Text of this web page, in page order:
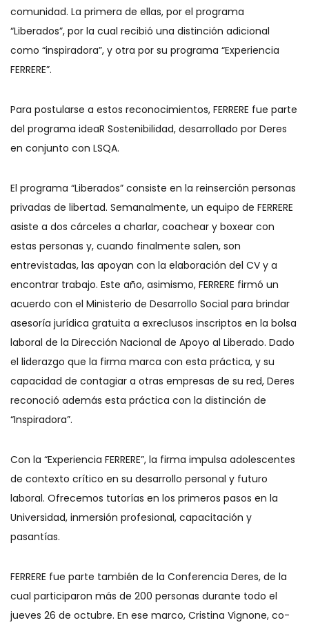
comunidad. La primera de ellas, por el programa
“Liberados”, por la cual recibió una distinción adicional
como “inspiradora”, y otra por su programa “Experiencia
FERRERE”.
Para postularse a estos reconocimientos, FERRERE fue parte
del programa ideaR Sostenibilidad, desarrollado por Deres
en conjunto con LSQA.
El programa “Liberados” consiste en la reinserción personas
privadas de libertad. Semanalmente, un equipo de FERRERE
asiste a dos cárceles a charlar, coachear y boxear con
estas personas y, cuando finalmente salen, son
entrevistadas, las apoyan con la elaboración del CV y a
encontrar trabajo. Este año, asimismo, FERRERE firmó un
acuerdo con el Ministerio de Desarrollo Social para brindar
asesoría jurídica gratuita a exreclusos inscriptos en la bolsa
laboral de la Dirección Nacional de Apoyo al Liberado. Dado
el liderazgo que la firma marca con esta práctica, y su
capacidad de contagiar a otras empresas de su red, Deres
reconoció además esta práctica con la distinción de
“Inspiradora”.
Con la “Experiencia FERRERE”, la firma impulsa adolescentes
de contexto crítico en su desarrollo personal y futuro
laboral. Ofrecemos tutorías en los primeros pasos en la
Universidad, inmersión profesional, capacitación y
pasantías.
FERRERE fue parte también de la Conferencia Deres, de la
cual participaron más de 200 personas durante todo el
jueves 26 de octubre. En ese marco, Cristina Vignone, co-